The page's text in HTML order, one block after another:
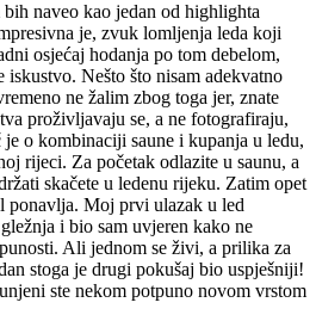
naveo kao jedan od highlighta
je, zvuk lomljenja leda koji
osjećaj hodanja po tom debelom,
Nešto što nisam adekvatno
ne žalim zbog toga jer, znate
proživljavaju se, a ne fotografiraju,
o kombinaciji saune i kupanja u ledu,
rijeci. Za početak odlazite u saunu, a
skačete u ledenu rijeku. Zatim opet
ponavlja. Moj prvi ulazak u led
i bio sam uvjeren kako ne
Ali jednom se živi, a prilika za
stoga je drugi pokušaj bio uspješniji!
ste nekom potpuno novom vrstom